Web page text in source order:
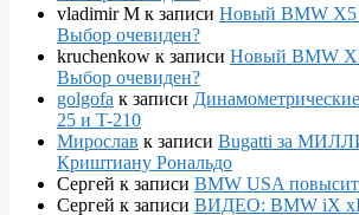
vladimir M к записи Новый BMW X5
Выбор очевиден?
kruchenkow к записи Новый BMW
Выбор очевиден?
golgofa к записи
25 и T-210
Мирослав к записи Bugatti за
Криштиану Рональдо
Сергей к записи BMW USA
Сергей к записи ВИДЕО: BMW iX